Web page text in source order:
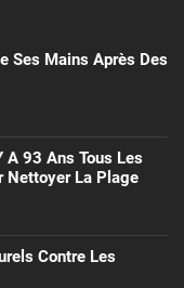
Ses Mains Après Des
A 93 Ans Tous Les
Nettoyer La Plage
Contre Les